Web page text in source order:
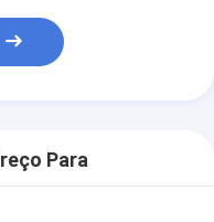
Para